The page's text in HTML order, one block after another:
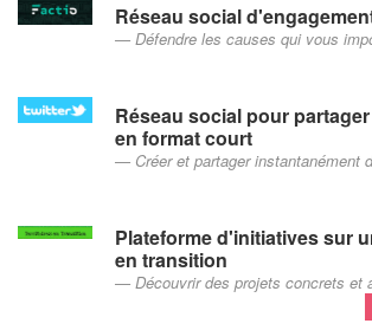
Réseau social
Défendre les causes qui vous
Réseau social pour
en format court
Créer et partager instantanément
Plateforme d'initiatives sur
en transition
Découvrir des projets concrets et